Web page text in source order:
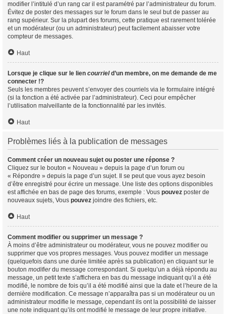
modifier l’intitulé d’un rang car il est paramétré par l’administrateur du forum.
Évitez de poster des messages sur le forum dans le seul but de passer au
rang supérieur. Sur la plupart des forums, cette pratique est rarement tolérée
et un modérateur (ou un administrateur) peut facilement abaisser votre
compteur de messages.
Haut
Lorsque je clique sur le lien courrield’un membre, on me demande de me
connecter !?
Seuls les membres peuvent s’envoyer des courriels via le formulaire intégré
(si la fonction a été activée par l’administrateur). Ceci pour empêcher
l’utilisation malveillante de la fonctionnalité par les invités.
Haut
Problèmes liés à la publication de messages
Comment créer un nouveau sujet ou poster une réponse ?
Cliquez sur le bouton « Nouveau » depuis la page d’un forum ou
« Répondre » depuis la page d’un sujet. Il se peut que vous ayez besoin
d’être enregistré pour écrire un message. Une liste des options disponibles
est affichée en bas de page des forums, exemple : Vous pouvez poster de
nouveaux sujets, Vous pouvez joindre des fichiers, etc.
Haut
Comment modifier ou supprimer un message ?
À moins d’être administrateur ou modérateur, vous ne pouvez modifier ou
supprimer que vos propres messages. Vous pouvez modifier un message
(quelquefois dans une durée limitée après sa publication) en cliquant sur le
bouton modifierdu message correspondant. Si quelqu’un a déjà répondu au
message, un petit texte s’affichera en bas du message indiquant qu’il a été
modifié, le nombre de fois qu’il a été modifié ainsi que la date et l’heure de la
dernière modification. Ce message n’apparaîtra pas si un modérateur ou un
administrateur modifie le message, cependant ils ont la possibilité de laisser
une note indiquant qu’ils ont modifié le message de leur propre initiative.